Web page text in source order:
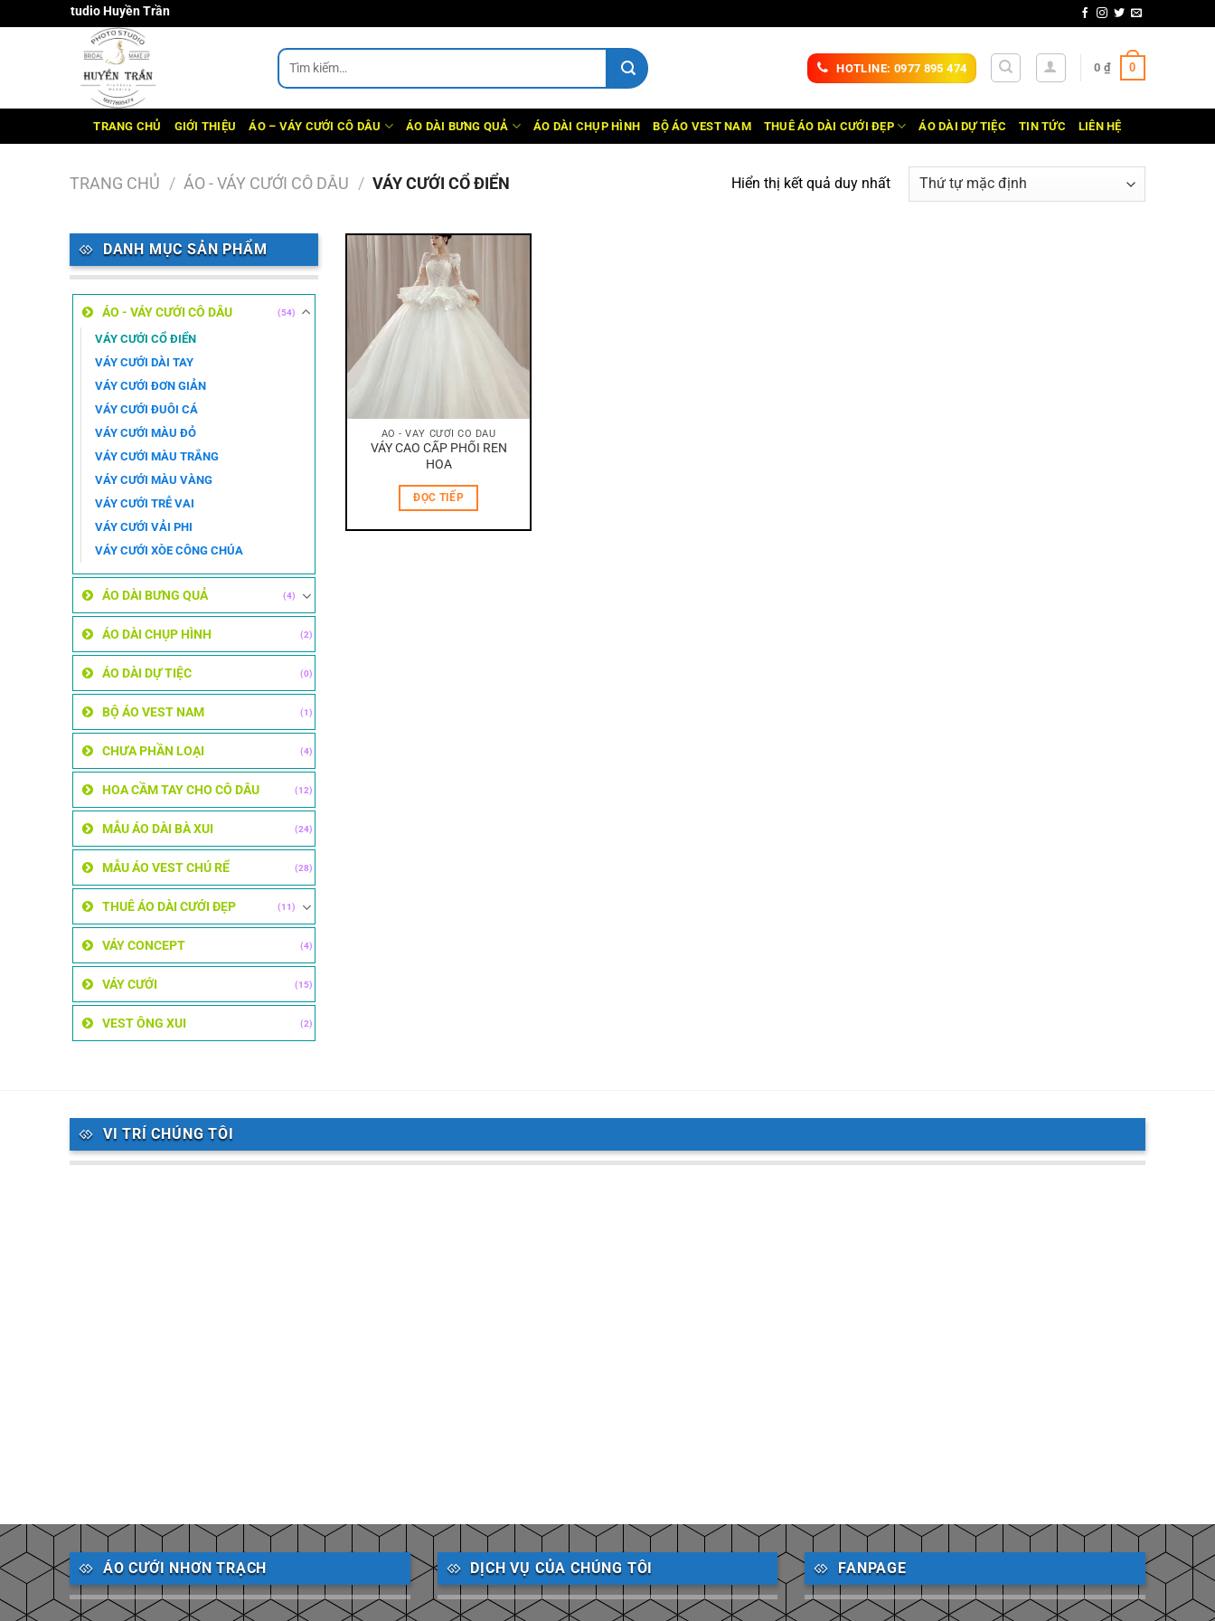
đến
Studio Huyền Trần
Tìm
kiếm:
HOTLINE: 0977 895 474 0 ₫ 0
TRANG CHỦ GIỚI THIỆU ÁO – VÁY CƯỚI CÔ DÂU ÁO DÀI BƯNG QUẢ ÁO DÀI CHỤP HÌNH BỘ ÁO VEST NAM THUÊ ÁO DÀI CƯỚI ĐẸP ÁO DÀI DỰ TIỆC TIN TỨC LIÊN HỆ
TRANG CHỦ / ÁO - VÁY CƯỚI CÔ DÂU / VÁY CƯỚI CỔ ĐIỂN Hiển thị kết quả duy nhất
DANH MỤC SẢN PHẨM
ÁO - VÁY CƯỚI CÔ DÂU (54)
VÁY CƯỚI CỔ ĐIỂN
VÁY CƯỚI DÀI TAY
VÁY CƯỚI ĐƠN GIẢN
VÁY CƯỚI ĐUÔI CÁ
VÁY CƯỚI MÀU ĐỎ
VÁY CƯỚI MÀU TRẮNG
VÁY CƯỚI MÀU VÀNG
VÁY CƯỚI TRỄ VAI
VÁY CƯỚI VẢI PHI
VÁY CƯỚI XÒE CÔNG CHÚA
ÁO DÀI BƯNG QUẢ (4)
ÁO DÀI CHỤP HÌNH (2)
ÁO DÀI DỰ TIỆC (0)
BỘ ÁO VEST NAM (1)
CHƯA PHẦN LOẠI (4)
HOA CẦM TAY CHO CÔ DÂU (12)
MẪU ÁO DÀI BÀ XUI (24)
MẪU ÁO VEST CHÚ RỂ (28)
THUÊ ÁO DÀI CƯỚI ĐẸP (11)
VÁY CONCEPT (4)
VÁY CƯỚI (15)
VEST ÔNG XUI (2)
ÁO - VÁY CƯỚI CÔ DÂU
VÁY CAO CẤP PHỐI REN
HOA
ĐỌC TIẾP
VI TRÍ CHÚNG TÔI
ÁO CƯỚI NHƠN TRẠCH DỊCH VỤ CỦA CHÚNG TÔI FANPAGE